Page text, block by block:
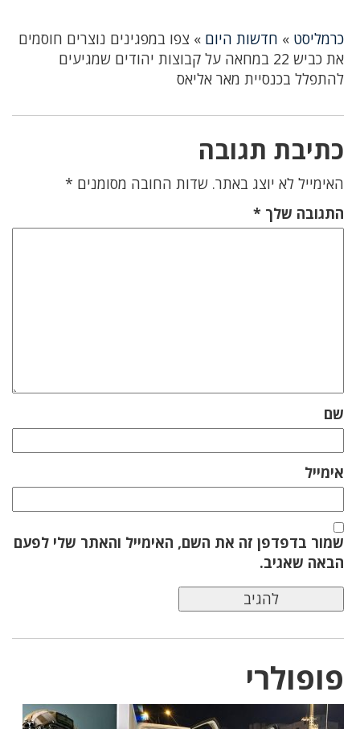
כרמליסט » חדשות היום » צפו במפגינים נוצרים חוסמים
את כביש 22 במחאה על קבוצות יהודים שמגיעים
להתפלל בכנסיית מאר אליאס
כתיבת תגובה
האימייל לא יוצג באתר. שדות החובה מסומנים *
התגובה שלך *
שם
אימייל
שמור בדפדפן זה את השם, האימייל והאתר שלי לפעם
הבאה שאגיב.
פופולרי